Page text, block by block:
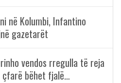
në Kolumbi, Infantino
gazetarët
vendos rregulla të reja
bëhet fjalë…